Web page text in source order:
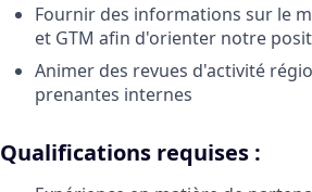
Fournir des informations sur le
et GTM afin d'orienter notre
Animer des revues d'activité
prenantes internes
Qualifications requises :